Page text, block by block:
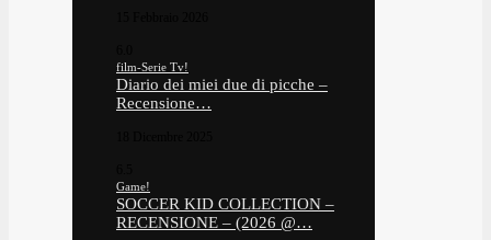
film-Serie Tv!
Diario dei miei due di picche –
Recensione…
Game!
SOCCER KID COLLECTION –
RECENSIONE – (2026 @…